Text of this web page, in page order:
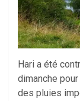
Hari a été
dimanche
des pluies